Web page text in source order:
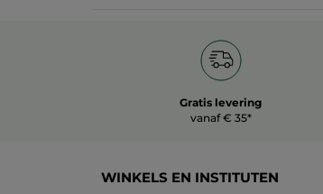
Gratis levering
vanaf € 35*
WINKELS EN INSTITUTEN